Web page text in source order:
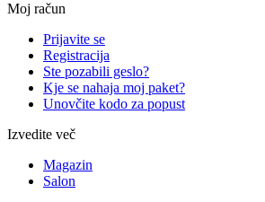
Moj račun
Prijavite se
Registracija
Ste pozabili geslo?
Kje se nahaja moj paket?
Unovčite kodo za popust
Izvedite več
Magazin
Salon